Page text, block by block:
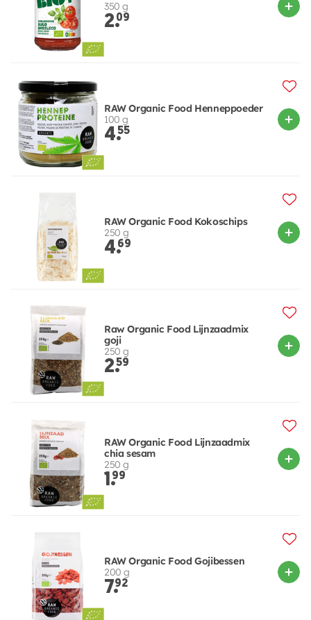
350 g
2.09
RAW Organic Food Henneppoeder
100 g
4.55
RAW Organic Food Kokoschips
250 g
4.69
Raw Organic Food Lijnzaadmix
goji
250 g
2.59
RAW Organic Food Lijnzaadmix
chia sesam
250 g
1.99
RAW Organic Food Gojibessen
200 g
7.92